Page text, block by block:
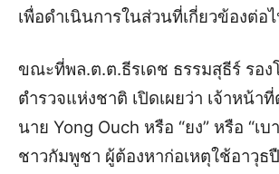
เพื่อดำเนินการในส่วนที่เกี่ยวข้องต่อ
ขณะที่พล.ต.ต.ธีรเดช ธรรมสุธีร์ รอ
ตำรวจแห่งชาติ เปิดเผยว่า เจ้าหน้า
นาย Yong Ouch หรือ “ยง” หรือ “เบ
ชาวกัมพูชา ผู้ต้องหาก่อเหตุใช้อาวุธ